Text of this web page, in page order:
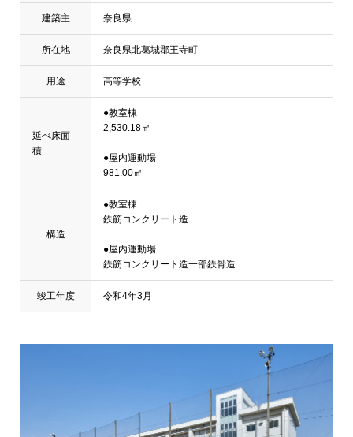
建築主 奈良県
所在地 奈良県北葛城郡王寺町
用途 高等学校
延べ床面
積
●教室棟
2,530.18㎡
●屋内運動場
981.00㎡
構造
●教室棟
鉄筋コンクリート造
●屋内運動場
鉄筋コンクリート造一部鉄骨造
竣工年度 令和4年3月